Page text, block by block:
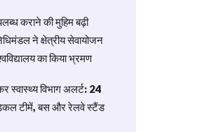
कराने की मुहिम बढ़ी
ने क्षेत्रीय सेवायोजन
का किया भ्रमण
स्वास्थ्य विभाग अलर्ट: 24
टीमें, बस और रेलवे स्टैंड